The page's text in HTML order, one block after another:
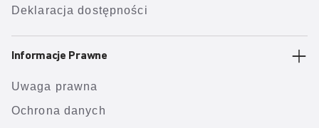
Deklaracja dostępności
Informacje Prawne
Uwaga prawna
Ochrona danych